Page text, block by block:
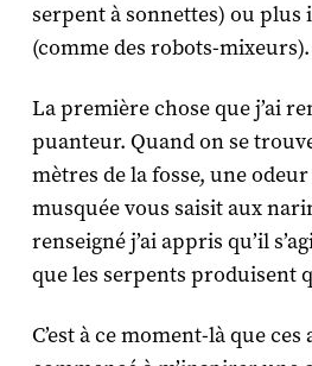
serpent à sonnettes) ou plus
(comme des robots-mixeurs).
La première chose que j’ai
puanteur. Quand on se
mètres de la fosse, une
musquée vous saisit aux
renseigné j’ai appris qu’il
que les serpents produisent
C’est à ce moment-là que